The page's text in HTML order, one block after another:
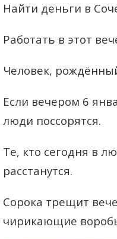
Найти деньги в
Работать в этот
Человек,
Если вечером 6
люди поссорятся.
Те, кто сегодня в
расстанутся.
Сорока трещит
чирикающие